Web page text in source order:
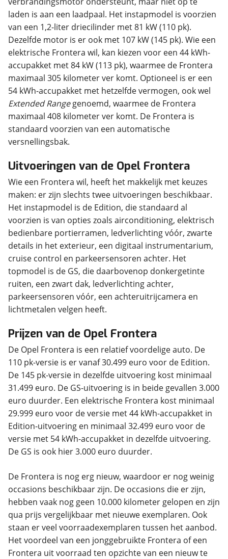
laden is aan een laadpaal. Het instapmodel is voorzien
van een 1,2-liter driecilinder met 81 kW (110 pk).
Dezelfde motor is er ook met 107 kW (145 pk). Wie een
elektrische Frontera wil, kan kiezen voor een 44 kWh-
accupakket met 84 kW (113 pk), waarmee de Frontera
maximaal 305 kilometer ver komt. Optioneel is er een
54 kWh-accupakket met hetzelfde vermogen, ook wel
Extended Rangegenoemd, waarmee de Frontera
maximaal 408 kilometer ver komt. De Frontera is
standaard voorzien van een automatische
versnellingsbak.
Uitvoeringen van de Opel Frontera
Wie een Frontera wil, heeft het makkelijk met keuzes
maken: er zijn slechts twee uitvoeringen beschikbaar.
Het instapmodel is de Edition, die standaard al
voorzien is van opties zoals airconditioning, elektrisch
bedienbare portierramen, ledverlichting vóór, zwarte
details in het exterieur, een digitaal instrumentarium,
cruise control en parkeersensoren achter. Het
topmodel is de GS, die daarbovenop donkergetinte
ruiten, een zwart dak, ledverlichting achter,
parkeersensoren vóór, een achteruitrijcamera en
lichtmetalen velgen heeft.
Prijzen van de Opel Frontera
De Opel Frontera is een relatief voordelige auto. De
110 pk-versie is er vanaf 30.499 euro voor de Edition.
De 145 pk-versie in dezelfde uitvoering kost minimaal
31.499 euro. De GS-uitvoering is in beide gevallen 3.000
euro duurder. Een elektrische Frontera kost minimaal
29.999 euro voor de versie met 44 kWh-accupakket in
Edition-uitvoering en minimaal 32.499 euro voor de
versie met 54 kWh-accupakket in dezelfde uitvoering.
De GS is ook hier 3.000 euro duurder.
De Frontera is nog erg nieuw, waardoor er nog weinig
occasions beschikbaar zijn. De occasions die er zijn,
hebben vaak nog geen 10.000 kilometer gelopen en zijn
qua prijs vergelijkbaar met nieuwe exemplaren. Ook
staan er veel voorraadexemplaren tussen het aanbod.
Het voordeel van een jonggebruikte Frontera of een
Frontera uit voorraad ten opzichte van een nieuw te